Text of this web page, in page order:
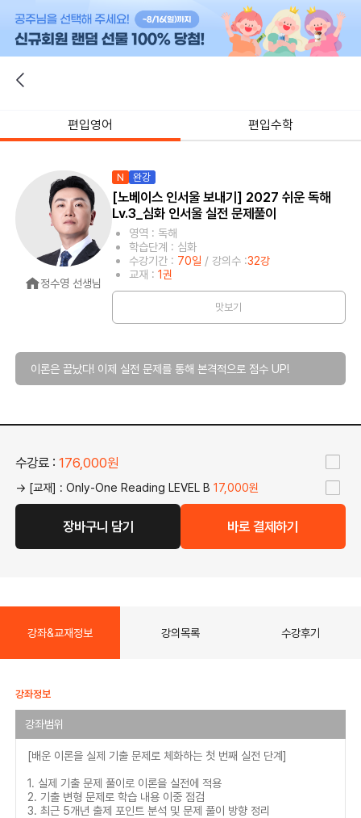
편입영어 편입수학
정수영 선생님
N 완강
[노베이스 인서울 보내기] 2027 쉬운 독해
Lv.3_심화 인서울 실전 문제풀이
영역 : 독해
학습단계 : 심화
수강기간 : 70일 / 강의수 :32강
교재 :1권
맛보기
이론은 끝났다! 이제 실전 문제를 통해 본격적으로 점수 UP!
수강료 :176,000원
→ [교재] : Only-One Reading LEVEL B17,000원
장바구니 담기 바로 결제하기
강좌&교재정보 강의목록 수강후기
강좌정보
강좌범위
[배운 이론을 실제 기출 문제로 체화하는 첫 번째 실전 단계]
1. 실제 기출 문제 풀이로 이론을 실전에 적용
2. 기출 변형 문제로 학습 내용 이중 점검
3. 최근 5개년 출제 포인트 분석 및 문제 풀이 방향 정리